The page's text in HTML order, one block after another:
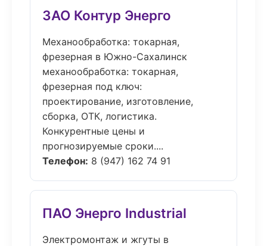
ЗАО Контур Энерго
Механообработка: токарная,
фрезерная в Южно-Сахалинск
механообработка: токарная,
фрезерная под ключ:
проектирование, изготовление,
сборка, ОТК, логистика.
Конкурентные цены и
прогнозируемые сроки....
Телефон: 8 (947) 162 74 91
ПАО Энерго Industrial
Электромонтаж и жгуты в